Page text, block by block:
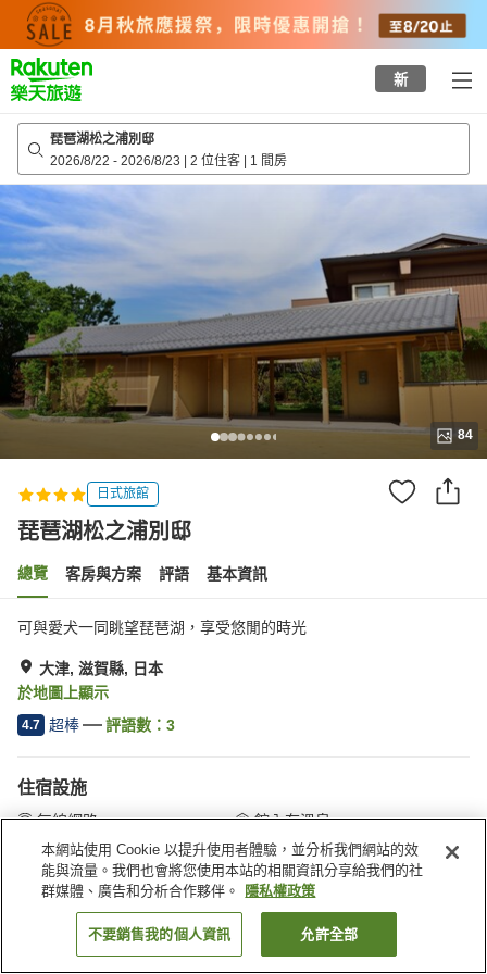
top
page
新
琵琶湖松之浦別邸
2026/8/22 - 2026/8/23 | 2 位住客 | 1 間房
84
日式旅館
琵琶湖松之浦別邸
總覽 客房與方案 評語 基本資訊
可與愛犬一同眺望琵琶湖，享受悠閒的時光
大津, 滋賀縣, 日本
於地圖上顯示
4.7 超棒 評語數： 3
住宿設施
無線網路
館內有溫泉
全館禁菸
指定吸菸區
首頁 日本 滋賀縣 大津 琵琶湖松之浦別邸
找客房
本網站使用 Cookie 以提升使用者體驗，並分析我們網站的效
能與流量。我們也會將您使用本站的相關資訊分享給我們的社
群媒體、廣告和分析合作夥伴。
隱私權政策
不要銷售我的個人資訊 允許全部